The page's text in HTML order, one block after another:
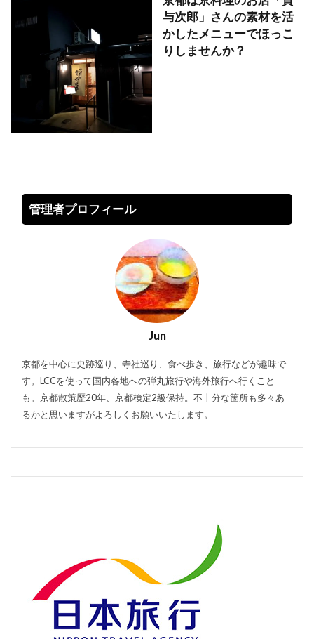
与次郎」さんの素材を活
かしたメニューでほっこ
りしませんか？
管理者プロフィール
Jun
京都を中心に史跡巡り、寺社巡り、食べ歩き、旅行などが趣味で
す。LCCを使って国内各地への弾丸旅行や海外旅行へ行くこと
も。京都散策歴20年、京都検定2級保持。不十分な箇所も多々あ
るかと思いますがよろしくお願いいたします。